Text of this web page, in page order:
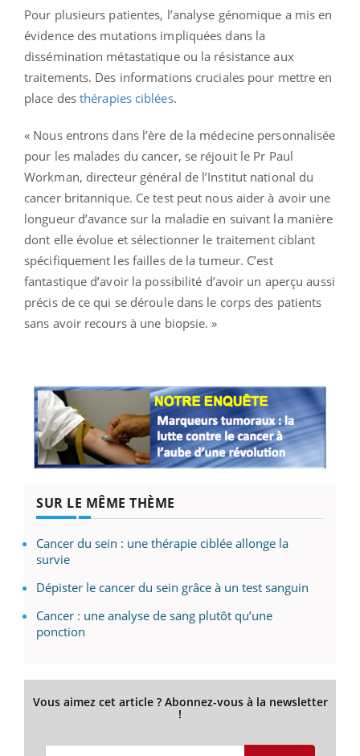
Pour plusieurs patientes, l’analyse génomique a mis en
évidence des mutations impliquées dans la
dissémination métastatique ou la résistance aux
traitements. Des informations cruciales pour mettre en
place des thérapies ciblées.
« Nous entrons dans l’ère de la médecine personnalisée
pour les malades du cancer, se réjouit le Pr Paul
Workman, directeur général de l’Institut national du
cancer britannique. Ce test peut nous aider à avoir une
longueur d’avance sur la maladie en suivant la manière
dont elle évolue et sélectionner le traitement ciblant
spécifiquement les failles de la tumeur. C’est
fantastique d’avoir la possibilité d’avoir un aperçu aussi
précis de ce qui se déroule dans le corps des patients
sans avoir recours à une biopsie. »
SUR LE MÊME THÈME
Cancer du sein : une thérapie ciblée allonge la
survie
Dépister le cancer du sein grâce à un test sanguin
Cancer : une analyse de sang plutôt qu’une
ponction
Vous aimez cet article ? Abonnez-vous à la newsletter
!